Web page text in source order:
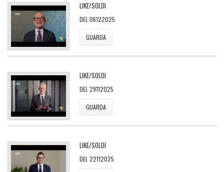
LIKE/SOLDI
DEL 06122025
GUARDA
LIKE/SOLDI
DEL 29112025
GUARDA
LIKE/SOLDI
DEL 22112025